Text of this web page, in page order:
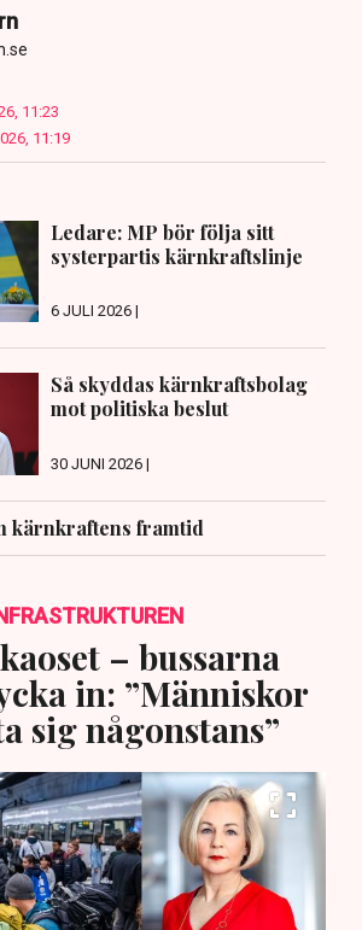
11:23
11:19
Ledare: MP bör följa sitt
systerpartis kärnkraftslinje
6 JULI 2026 |
Så skyddas kärnkraftsbolag
mot politiska beslut
30 JUNI 2026 |
kärnkraftens framtid
– bussarna
in: ”Människor
sig någonstans”